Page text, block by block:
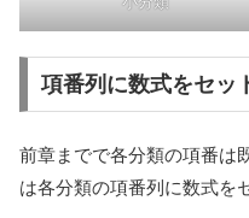
項番列に数式をセッ
前章までで各分類の項番は
は各分類の項番列に数式を